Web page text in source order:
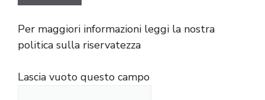
Per maggiori informazioni leggi la nostra
politica sulla riservatezza
Lascia vuoto questo campo